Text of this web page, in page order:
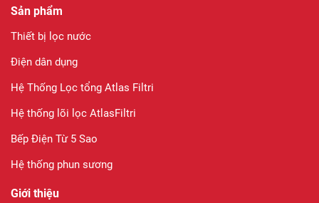
Sản phẩm
Thiết bị lọc nước
Điện dân dụng
Hệ Thống Lọc tổng Atlas Filtri
Hệ thống lõi lọc AtlasFiltri
Bếp Điện Từ 5 Sao
Hệ thống phun sương
Giới thiệu